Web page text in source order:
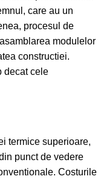
care au un
procesul de
modulelor
constructiei.
decat cele
termice superioare,
punct de vedere
Costurile